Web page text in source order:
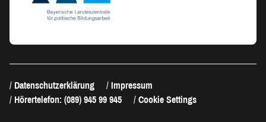
Datenschutzerklärung
Impressum
Hörertelefon: (089) 945 99 945
Cookie Settings